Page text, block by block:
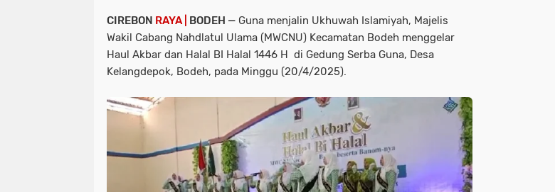
CIREBON RAYA | BODEH — Guna menjalin Ukhuwah Islamiyah, Majelis
Wakil Cabang Nahdlatul Ulama (MWCNU) Kecamatan Bodeh menggelar
Haul Akbar dan Halal BI Halal 1446 H di Gedung Serba Guna, Desa
Kelangdepok, Bodeh, pada Minggu (20/4/2025).